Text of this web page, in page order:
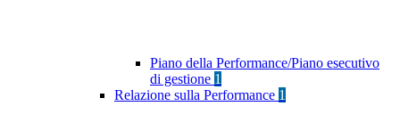
Piano della Performance/Piano esecutivo
di gestione 1
Relazione sulla Performance 1